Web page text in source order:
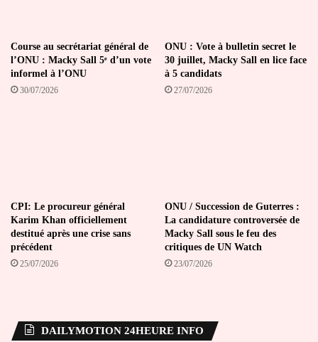
Course au secrétariat général de
l’ONU : Macky Sall 5ᵉ d’un vote
informel à l’ONU
30/07/2026
ONU : Vote à bulletin secret le
30 juillet, Macky Sall en lice face
à 5 candidats
27/07/2026
CPI: Le procureur général
Karim Khan officiellement
destitué après une crise sans
précédent
25/07/2026
ONU / Succession de Guterres :
La candidature controversée de
Macky Sall sous le feu des
critiques de UN Watch
23/07/2026
DAILYMOTION 24HEURE INFO